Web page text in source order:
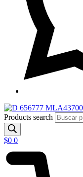
Products search
$0 0